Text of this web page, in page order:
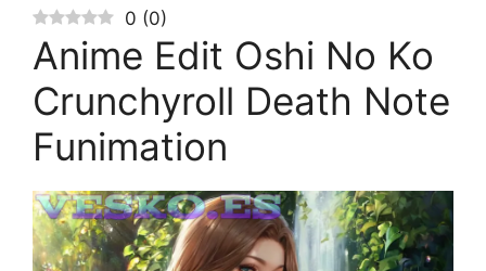
0 (0)
Anime Edit Oshi No Ko
Crunchyroll Death Note
Funimation